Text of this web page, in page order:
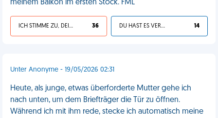
meinem Balkon im ersten Stock. FML
ICH STIMME ZU, DEIN LEBEN IST SCHEISSE 36 DU HAST ES VERDIENT 14
Unter Anonyme - 19/05/2026 02:31
Heute, als junge, etwas überforderte Mutter gehe ich
nach unten, um dem Briefträger die Tür zu öffnen.
Während ich mit ihm rede, stecke ich automatisch meine